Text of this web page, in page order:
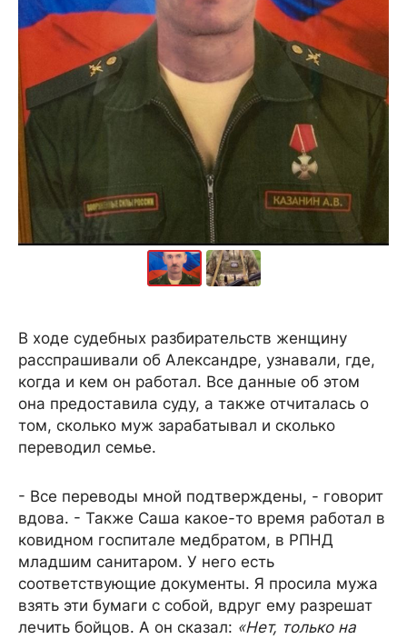
В ходе судебных разбирательств женщину
расспрашивали об Александре, узнавали, где,
когда и кем он работал. Все данные об этом
она предоставила суду, а также отчиталась о
том, сколько муж зарабатывал и сколько
переводил семье.
- Все переводы мной подтверждены, - говорит
вдова. - Также Саша какое-то время работал в
ковидном госпитале медбратом, в РПНД
младшим санитаром. У него есть
соответствующие документы. Я просила мужа
взять эти бумаги с собой, вдруг ему разрешат
лечить бойцов. А он сказал: «Нет, только на